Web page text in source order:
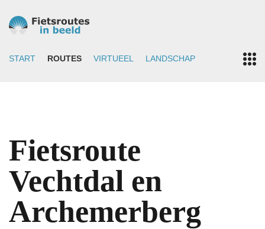
START ROUTES VIRTUEEL LANDSCHAP
Fietsroute
Vechtdal en
Archemerberg